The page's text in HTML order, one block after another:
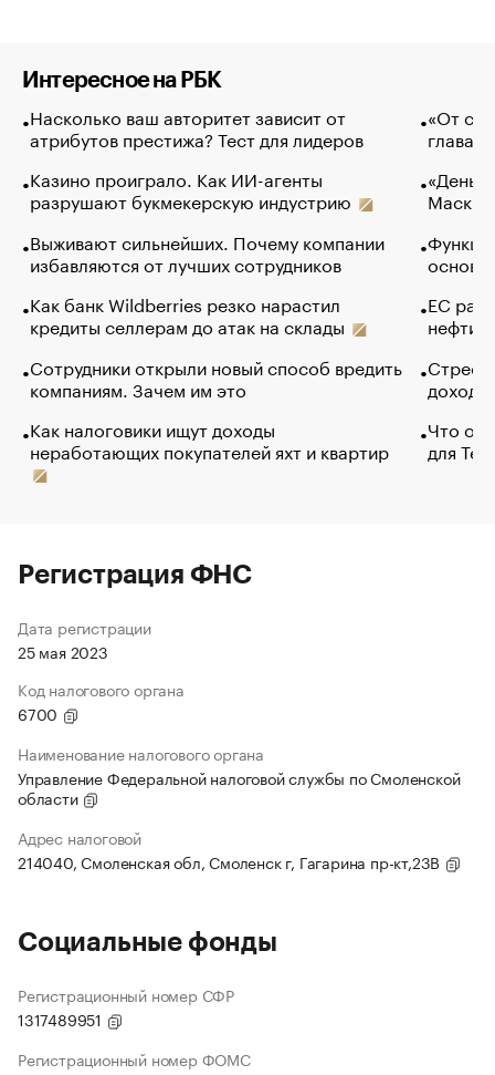
Интересное на РБК
Насколько ваш авторитет зависит от
атрибутов престижа? Тест для лидеров
Казино проиграло. Как ИИ-агенты
разрушают букмекерскую индустрию
Выживают сильнейших. Почему компании
избавляются от лучших сотрудников
Как банк Wildberries резко нарастил
кредиты селлерам до атак на склады
Сотрудники открыли новый способ вредить
компаниям. Зачем им это
Как налоговики ищут доходы
неработающих покупателей яхт и квартир
«От
глава
Маск в
основ
ЕС
нефти
Что
для
Регистрация ФНС
Дата регистрации
25 мая 2023
Код налогового органа
6700
Наименование налогового органа
Управление Федеральной налоговой службы по Смоленской
области
Адрес налоговой
214040, Смоленская обл, Смоленск г, Гагарина пр-кт,23В
Социальные фонды
Регистрационный номер СФР
1317489951
Регистрационный номер ФОМС